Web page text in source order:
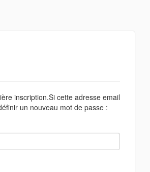
inscription.Si cette adresse email
un nouveau mot de passe :